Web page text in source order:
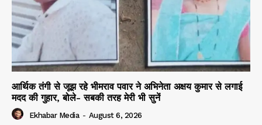
आर्थिक तंगी से जूझ रहे भीमराव पवार ने अभिनेता अक्षय कुमार से लगाई
मदद की गुहार, बोले- सबकी तरह मेरी भी सुनें
Ekhabar Media - August 6, 2026